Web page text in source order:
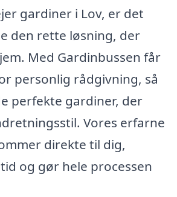
gardiner i Lov, er det
den rette løsning, der
Med Gardinbussen får
personlig rådgivning, så
perfekte gardiner, der
Vores erfarne
direkte til dig,
og gør hele processen